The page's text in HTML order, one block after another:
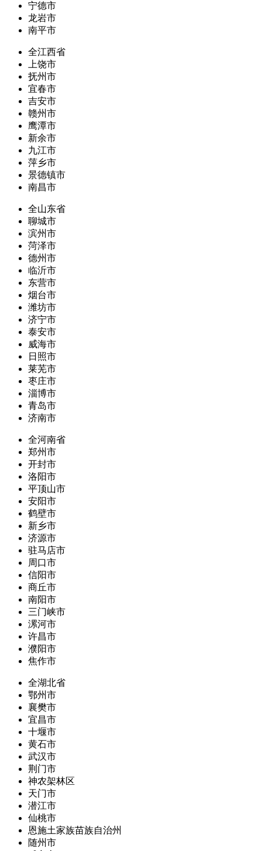
宁德市
龙岩市
南平市
全江西省
上饶市
抚州市
宜春市
吉安市
赣州市
鹰潭市
新余市
九江市
萍乡市
景德镇市
南昌市
全山东省
聊城市
滨州市
菏泽市
德州市
临沂市
东营市
烟台市
潍坊市
济宁市
泰安市
威海市
日照市
莱芜市
枣庄市
淄博市
青岛市
济南市
全河南省
郑州市
开封市
洛阳市
平顶山市
安阳市
鹤壁市
新乡市
济源市
驻马店市
周口市
信阳市
商丘市
南阳市
三门峡市
漯河市
许昌市
濮阳市
焦作市
全湖北省
鄂州市
襄樊市
宜昌市
十堰市
黄石市
武汉市
荆门市
神农架林区
天门市
潜江市
仙桃市
恩施土家族苗族自治州
随州市